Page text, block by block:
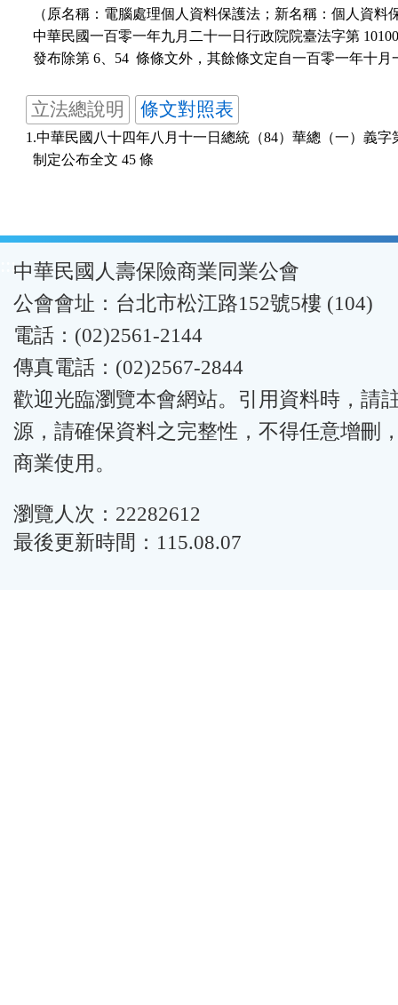
（原名稱：電腦處理個人資料保護法；新名稱：個人資料
中華民國一百零一年九月二十一日行政院院臺法字第
立法總說明 條文對照表
1.中華民國八十四年八月十一日總統（84）華總（一）義字
:::中華民國人壽保險商業同業公會
公會會址：台北市松江路152號5樓 (104)
電話：(02)2561-2144
傳真電話：(02)2567-2844
歡迎光臨瀏覽本會網站。引用資料時，請
源，請確保資料之完整性，不得任意增刪
商業使用。
瀏覽人次：22282612
最後更新時間：115.08.07